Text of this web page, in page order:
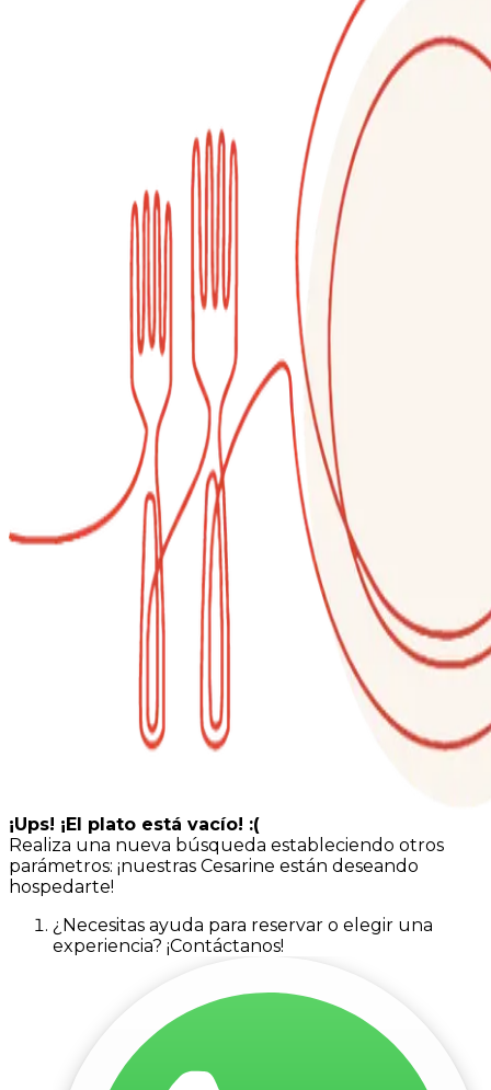
¡Ups! ¡El plato está vacío! :(
Realiza una nueva búsqueda estableciendo otros
parámetros: ¡nuestras Cesarine están deseando
hospedarte!
¿Necesitas ayuda para reservar o elegir una
experiencia? ¡Contáctanos!